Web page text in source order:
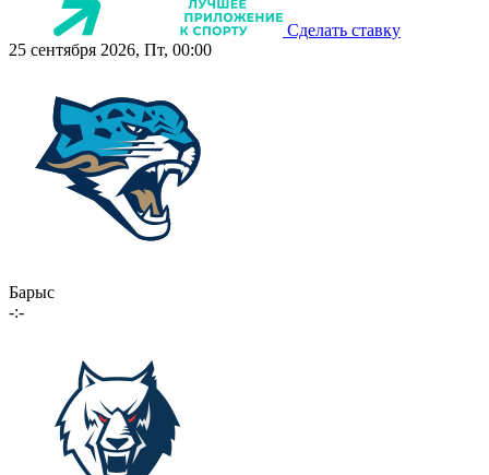
Сделать ставку
25 сентября 2026, Пт, 00:00
Барыс
-:-